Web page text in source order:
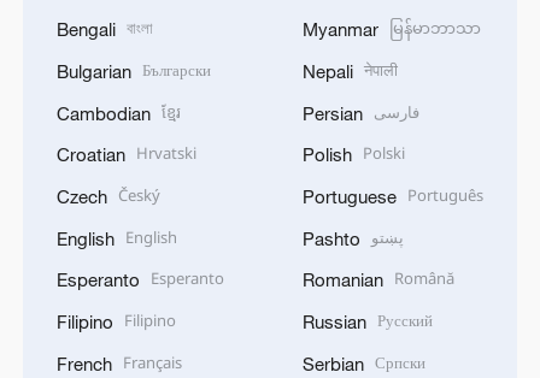
Bengali বাংলা
Bulgarian Български
Cambodian ខ្មែរ
Croatian Hrvatski
Czech Český
English English
Esperanto Esperanto
Filipino Filipino
French Français
Myanmar မြန်မာဘာသာ
Nepali नेपाली
Persian فارسی
Polish Polski
Portuguese Português
Pashto پښتو
Romanian Română
Russian Русский
Serbian Српски